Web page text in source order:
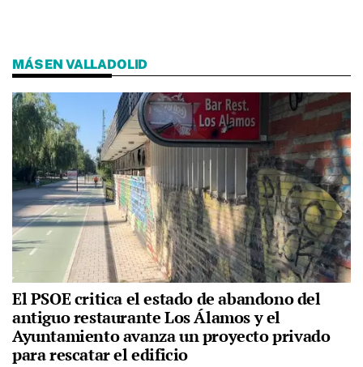
MÁS EN VALLADOLID
El PSOE critica el estado de abandono del
antiguo restaurante Los Álamos y el
Ayuntamiento avanza un proyecto privado
para rescatar el edificio